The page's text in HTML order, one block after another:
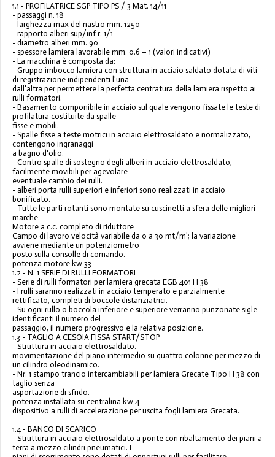
1.1 - PROFILATRICE SGP TIPO PS / 3 Mat. 14/11
- passaggi n. 18
- larghezza max del nastro mm. 1250
- rapporto alberi sup/inf r. 1/1
- diametro alberi mm. 90
- spessore lamiera lavorabile mm. 0.6 – 1 (valori indicativi)
- La macchina è composta da:
- Gruppo imbocco lamiera con struttura in acciaio saldato dotata di viti
di registrazione indipendenti l'una
dall'altra per permettere la perfetta centratura della lamiera rispetto ai
rulli formatori.
- Basamento componibile in acciaio sul quale vengono fissate le teste di
profilatura costituite da spalle
fisse e mobili.
- Spalle fisse a teste motrici in acciaio elettrosaldato e normalizzato,
contengono ingranaggi
a bagno d'olio.
- Contro spalle di sostegno degli alberi in acciaio elettrosa ldato,
facilmente movibili per agevolare
eventuale cambio dei rulli.
- alberi porta rulli superiori e inferiori sono realizzati in acciaio
bonificato.
- Tutte le parti rotanti sono montate su cuscinetti a sfera delle migliori
marche.
Motore a c.c. completo di riduttore
Campo di lavoro velocità variabile da 0 a 30 mt/m'; la variazione
avviene mediante un potenziometro
posto sulla consolle di comando.
potenza motore kw 33
1.2 - N. 1 SERIE DI RULLI FORMATORI
- Serie di rulli formatori per lamiera grecata EGB 401 H 38
- I rulli saranno realizzati in acciaio temperato e parzialmente
rettificato, completi di boccole distanziatrici.
- Su ogni rullo o boccola inferiore e superiore verranno punzonate sigle
identificanti il numero del
passaggio, il numero progressivo e la relativa posizione.
1.3 - TAGLIO A CESOIA FISSA START/STOP
- Struttura in acciaio elettrosaldato.
movimentazione del piano intermedio su quattro colonne per mezzo di
un cilindro oleodinamico.
- Nr. 1 stampo trancio intercambiabili per lamiera Grecate Tipo H 38 con
taglio senza
asportazione di sfrido.
potenza installata su centralina kw 4
dispositivo a rulli di accelerazione per uscita fogli lamiera Grecata.
1.4 - BANCO DI SCARICO
- Struttura in acciaio elettrosaldato a ponte con ribaltamento dei piani a
terra a mezzo cilindri pneumatici. I